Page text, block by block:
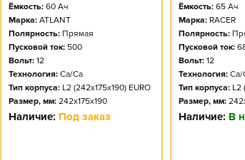
Ёмкость: 60 Ач
Марка: ATLANT
Полярность: Прямая
Пусковой ток: 500
Вольт: 12
Технология: Ca/Ca
Тип корпуса: L2 (242x175x190) EURO
Размер, мм: 242x175x190
Наличие: Под заказ
Ёмкость: 65 Ач
Марка: RACER
Полярность:
Пусковой ток:
Вольт: 12
Технология: Ca/
Тип корпуса: L2
Размер, мм:
Наличие: В